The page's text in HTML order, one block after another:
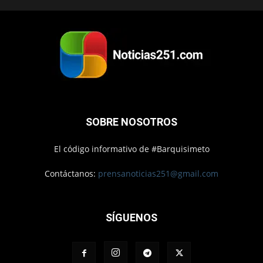
SOBRE NOSOTROS
El código informativo de #Barquisimeto
Contáctanos: prensanoticias251@gmail.com
SÍGUENOS